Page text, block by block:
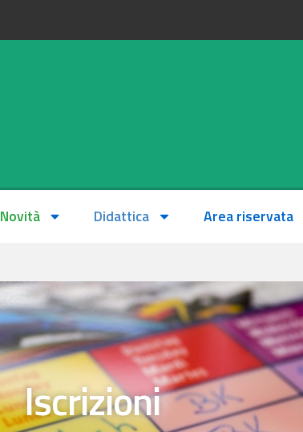
Novità Didattica Area riservata
Iscrizioni